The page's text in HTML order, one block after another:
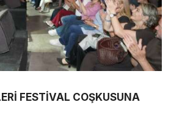
FESTİVAL COŞKUSUNA